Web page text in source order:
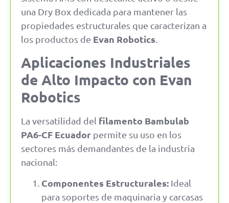
una Dry Box dedicada para mantener las
propiedades estructurales que caracterizan a
los productos de Evan Robotics.
Aplicaciones Industriales
de Alto Impacto con Evan
Robotics
La versatilidad del filamento Bambulab
PA6-CF Ecuador permite su uso en los
sectores más demandantes de la industria
nacional:
Componentes Estructurales: Ideal
para soportes de maquinaria y carcasas